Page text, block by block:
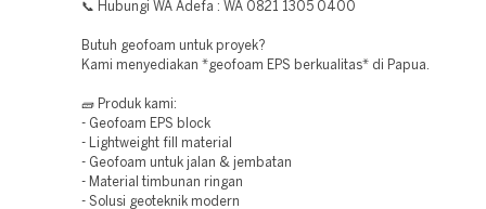
📞 Hubungi WA Adefa : WA 0821 1305 0400
Butuh geofoam untuk proyek?
Kami menyediakan *geofoam EPS berkualitas* di Papua.
🧱 Produk kami:
- Geofoam EPS block
- Lightweight fill material
- Geofoam untuk jalan & jembatan
- Material timbunan ringan
- Solusi geoteknik modern